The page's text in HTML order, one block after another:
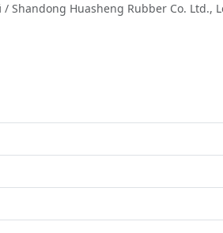
Huasheng Rubber Co. Ltd.,